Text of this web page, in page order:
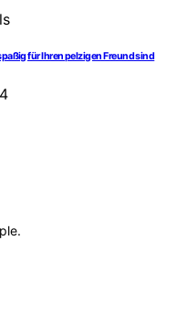
für Ihren pelzigen Freund sind